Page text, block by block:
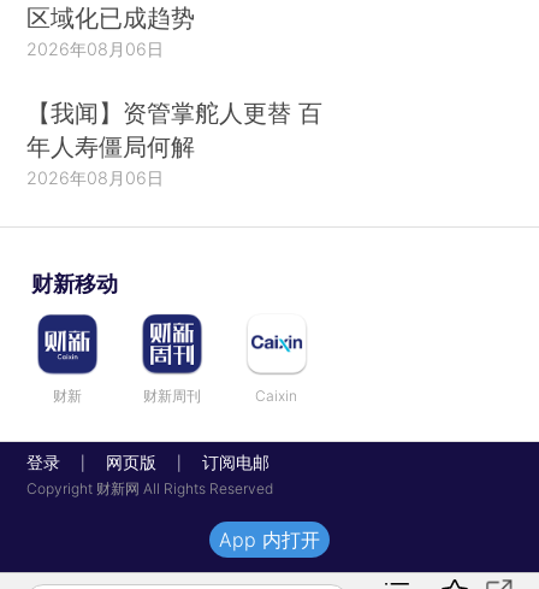
区域化已成趋势
2026年08月06日
【我闻】资管掌舵人更替 百
年人寿僵局何解
2026年08月06日
财新移动
财新 财新周刊 Caixin
登录 网页版 订阅电邮
Copyright 财新网 All Rights Reserved
App 内打开